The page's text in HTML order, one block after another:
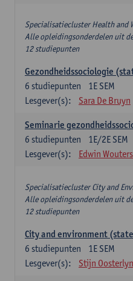
Specialisatiecluster Health and
Alle opleidingsonderdelen uit
12 studiepunten
Gezondheidssociologie
1E SEM
6 studiepunten
Lesgever(s):
Sara De Bruyn
Seminarie
1E/2E SEM
6 studiepunten
Lesgever(s):
Edwin Wouters
Specialisatiecluster City and
Alle opleidingsonderdelen uit
12 studiepunten
City and environment
1E SEM
6 studiepunten
Lesgever(s):
Stijn